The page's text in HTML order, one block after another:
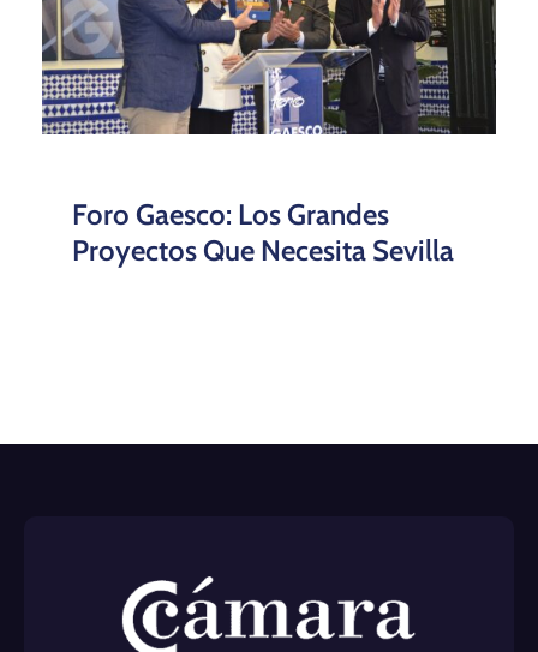
Foro Gaesco: Los Grandes
Proyectos Que Necesita Sevilla